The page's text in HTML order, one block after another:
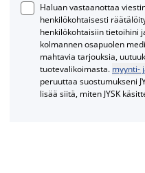
Haluan vastaanottaa
henkilökohtaisesti
henkilökohtaisiin tietoihini
kolmannen osapuolen
mahtavia tarjouksia,
tuotevalikoimasta. myynti-
peruuttaa suostumukseni
lisää siitä, miten JYSK